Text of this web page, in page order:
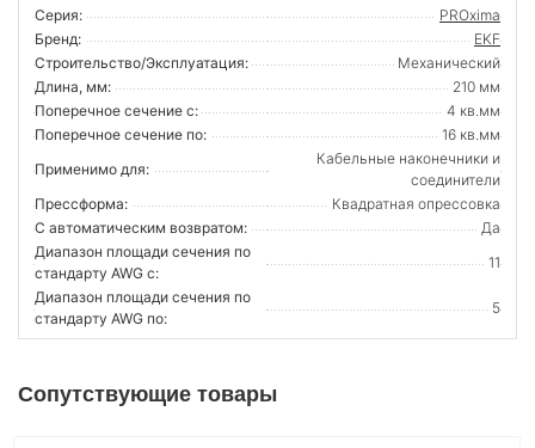
Серия:
PROxima
Бренд:
EKF
Строительство/Эксплуатация:
Механический
Длина, мм:
210 мм
Поперечное сечение с:
4 кв.мм
Поперечное сечение по:
16 кв.мм
Применимо для:
Кабельные наконечники и
соединители
Прессформа:
Квадратная опрессовка
С автоматическим возвратом:
Да
Диапазон площади сечения по
стандарту AWG с:
11
Диапазон площади сечения по
стандарту AWG по:
5
Сопутствующие товары